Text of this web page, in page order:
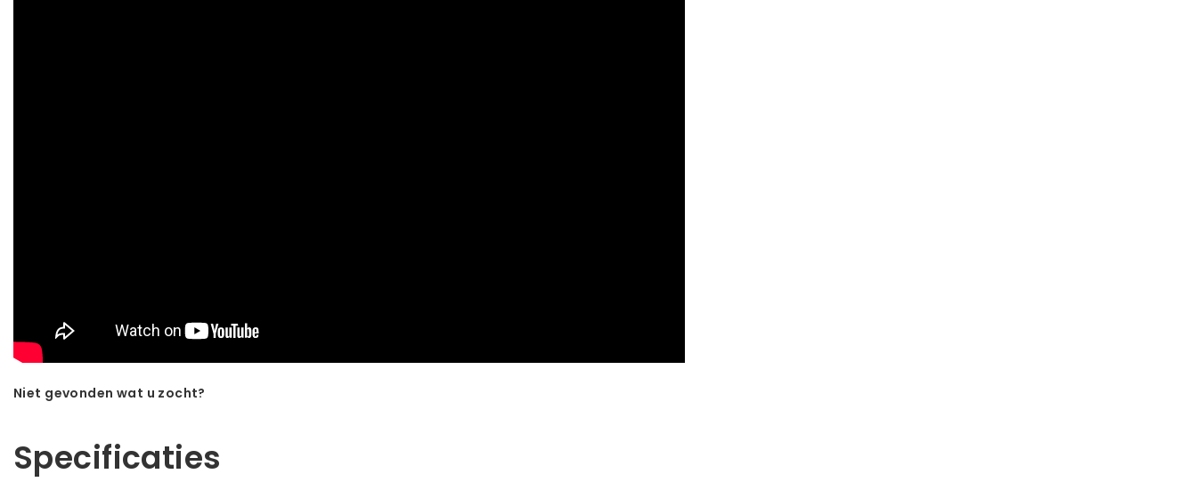
Niet gevonden wat u zocht?
Specificaties